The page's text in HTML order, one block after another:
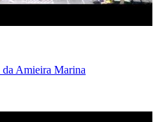
da Amieira Marina